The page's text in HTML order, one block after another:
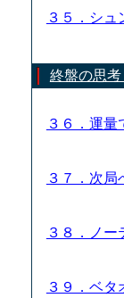
３５．シ
終盤の思考
３６．運
３７．次
３８．ノ
３９．ベ